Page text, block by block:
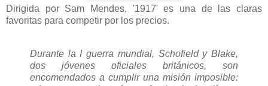
Dirigida por Sam Mendes, '1917' es una de las claras
favoritas para competir por los precios.
Durante la I guerra mundial, Schofield y Blake,
dos jóvenes oficiales británicos, son
encomendados a cumplir una misión imposible: